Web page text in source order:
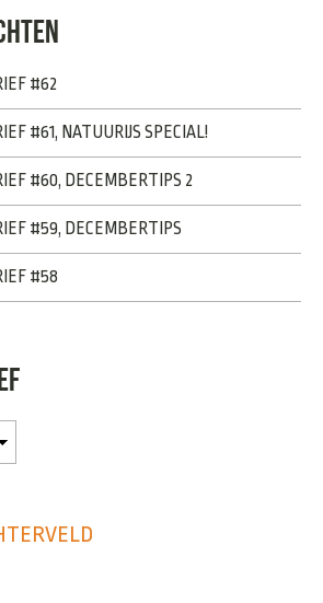
#62
#61, NATUURIJS SPECIAL!
#60, DECEMBERTIPS 2
#59, DECEMBERTIPS
#58